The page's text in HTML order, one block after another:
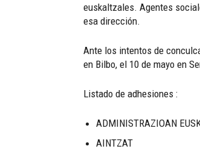
euskaltzales. Agentes
esa dirección.
Ante los intentos de
en Bilbo, el 10 de mayo en
Listado de adhesiones :
ADMINISTRAZIOAN
AINTZAT